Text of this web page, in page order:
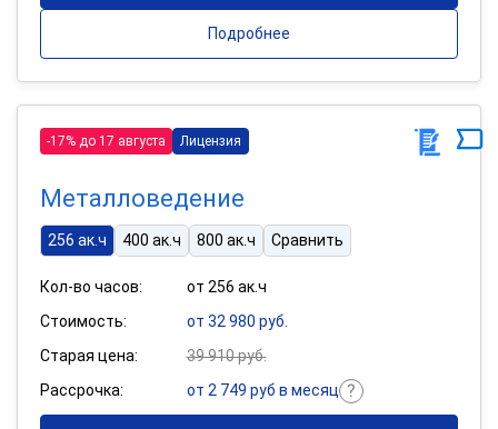
Подробнее
-17% до 17 августа Лицензия
Металловедение
256 ак.ч 400 ак.ч 800 ак.ч Сравнить
Кол-во часов:
от 256 ак.ч
Стоимость:
от 32 980 руб.
Старая цена:
39 910 руб.
Рассрочка:
от 2 749 руб в месяц